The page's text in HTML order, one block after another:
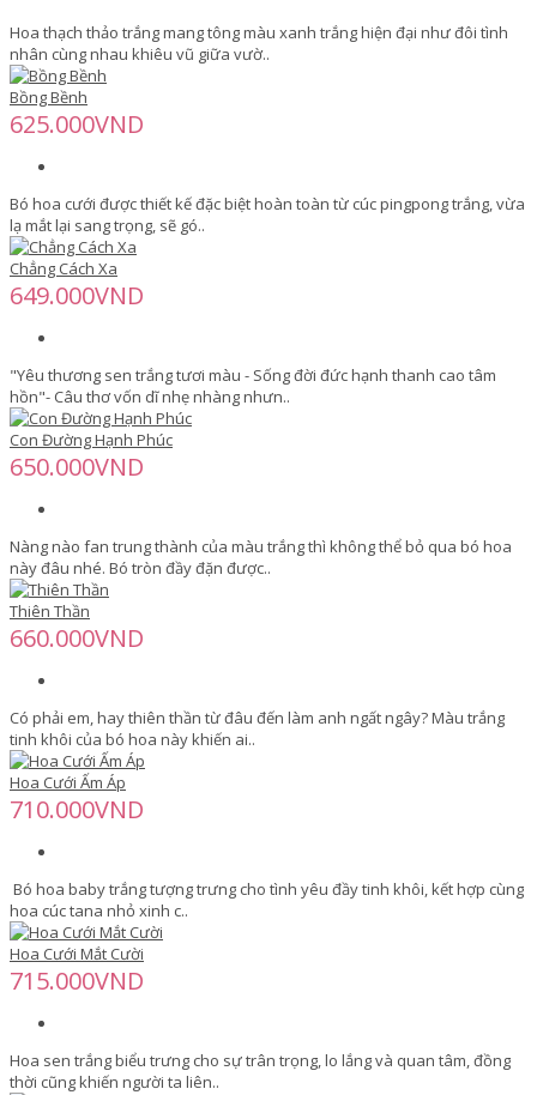
Hoa thạch thảo trắng mang tông màu xanh trắng hiện đại như đôi tình
nhân cùng nhau khiêu vũ giữa vườ..
Bồng Bềnh
625.000VND
Bó hoa cưới được thiết kế đặc biệt hoàn toàn từ cúc pingpong trắng, vừa
lạ mắt lại sang trọng, sẽ gó..
Chẳng Cách Xa
649.000VND
"Yêu thương sen trắng tươi màu - Sống đời đức hạnh thanh cao tâm
hồn"- Câu thơ vốn dĩ nhẹ nhàng nhưn..
Con Đường Hạnh Phúc
650.000VND
Nàng nào fan trung thành của màu trắng thì không thể bỏ qua bó hoa
này đâu nhé. Bó tròn đầy đặn được..
Thiên Thần
660.000VND
Có phải em, hay thiên thần từ đâu đến làm anh ngất ngây? Màu trắng
tinh khôi của bó hoa này khiến ai..
Hoa Cưới Ấm Áp
710.000VND
Bó hoa baby trắng tượng trưng cho tình yêu đầy tinh khôi, kết hợp cùng
hoa cúc tana nhỏ xinh c..
Hoa Cưới Mắt Cười
715.000VND
Hoa sen trắng biểu trưng cho sự trân trọng, lo lắng và quan tâm, đồng
thời cũng khiến người ta liên..